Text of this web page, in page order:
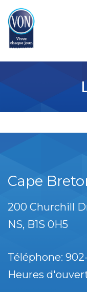
Cape
200 Churchill
NS B1S 0H5
Téléphone:
Heures